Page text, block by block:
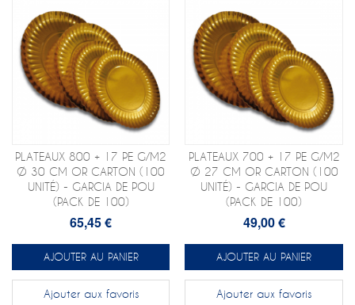
PLATEAUX 800 + 17 PE G/M2
Ø 30 CM OR CARTON (100
UNITÉ) - GARCIA DE POU
(PACK DE 100)
65,45 €
AJOUTER AU PANIER
Ajouter aux favoris
PLATEAUX 700 + 17 PE G/M2
Ø 27 CM OR CARTON (100
UNITÉ) - GARCIA DE POU
(PACK DE 100)
49,00 €
AJOUTER AU PANIER
Ajouter aux favoris